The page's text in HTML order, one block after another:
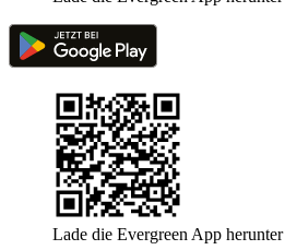
Lade die Evergreen App herunter